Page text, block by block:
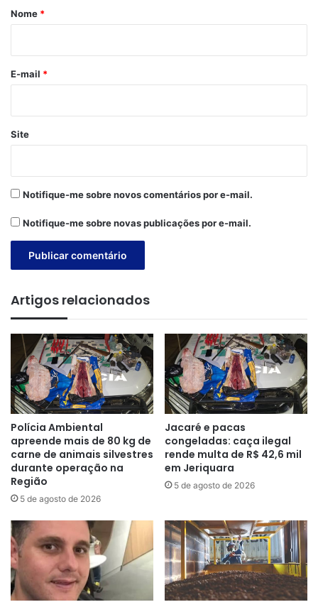
r
*
Nome *
E-mail *
Site
Notifique-me sobre novos comentários por e-mail.
Notifique-me sobre novas publicações por e-mail.
Artigos relacionados
Polícia Ambiental
apreende mais de 80 kg de
carne de animais silvestres
durante operação na
Região
5 de agosto de 2026
Jacaré e pacas
congeladas: caça ilegal
rende multa de R$ 42,6 mil
em Jeriquara
5 de agosto de 2026